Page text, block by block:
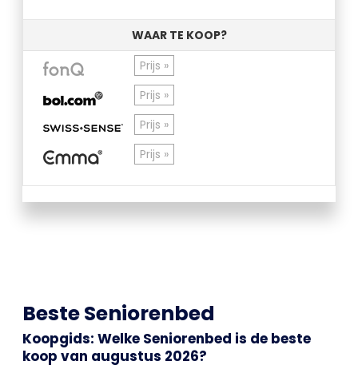
WAAR TE KOOP?
Prijs »
Prijs »
Prijs »
Prijs »
Beste Seniorenbed
Koopgids: Welke Seniorenbed is de beste
koop van augustus 2026?